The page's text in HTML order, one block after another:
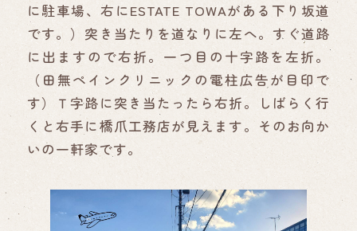
に駐車場、右にESTATE TOWAがある下り坂道
です。）突き当たりを道なりに左へ。すぐ道路
に出ますので右折。一つ目の十字路を左折。
（田無ペインクリニックの電柱広告が目印で
す）Ｔ字路に突き当たったら右折。しばらく行
くと右手に橋爪工務店が見えます。そのお向か
いの一軒家です。